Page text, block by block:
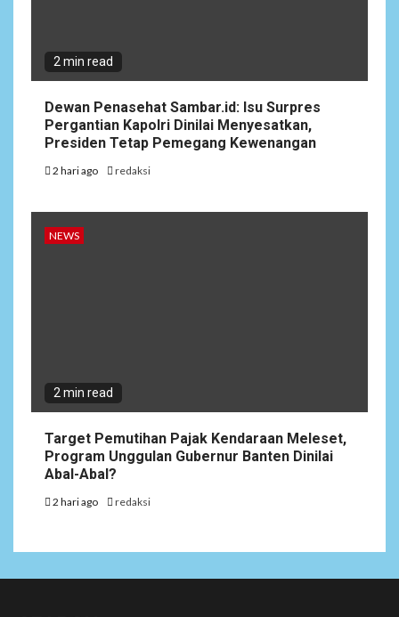
2 min read
Dewan Penasehat Sambar.id: Isu Surpres
Pergantian Kapolri Dinilai Menyesatkan,
Presiden Tetap Pemegang Kewenangan
2 hari ago redaksi
NEWS
2 min read
Target Pemutihan Pajak Kendaraan Meleset,
Program Unggulan Gubernur Banten Dinilai
Abal-Abal?
2 hari ago redaksi